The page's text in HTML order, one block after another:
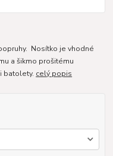
Nosítko je vhodné
a šikmo prošitému
batolety. celý popis